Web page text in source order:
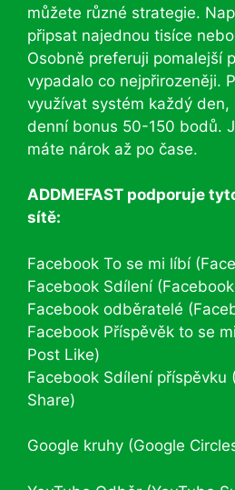
můžete různé strategie.
připsat najednou tisíce
Osobně preferuji pomalejší
vypadalo co nejpřirozeněji.
využívat systém každý den,
denní bonus 50-150 bodů.
máte nárok až po čase.
ADDMEFAST podporuje
sítě:
Facebook To se mi líbí
Facebook Sdílení
Facebook odběratelé
Facebook Příspěvěk to se
Post Like)
Facebook Sdílení příspěvku
Share)
Google kruhy (Google